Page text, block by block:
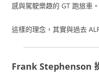
感與駕駛樂趣的 GT 跑旅車。
這樣的理念，其實與過去
Frank Stephenson